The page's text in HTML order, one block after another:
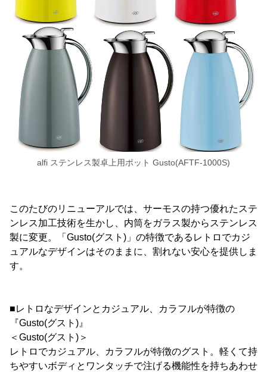
alfi ステンレス製卓上用ポット Gusto(AFTF-1000S)
このたびのリニューアルでは、サーモスの持つ優れたステ
ンレス加工技術を生かし、内筒をガラス製からステンレス
製に変更。「Gusto(グスト)」の特徴であるレトロでカジ
ュアルなデザインはそのままに、割れない安心を提供しま
す。
■レトロなデザインとカジュアル、カラフルが特徴の
『Gusto(グスト)』
＜Gusto(グスト)＞
レトロでカジュアル、カラフルが特徴のグスト。軽くて持
ちやすいボディとワンタッチで注げる機能性を持ちあわせ